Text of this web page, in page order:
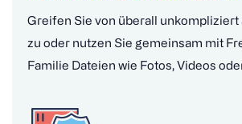
Greifen Sie von überall unkompliziert
zu oder nutzen Sie gemeinsam mit
Familie Dateien wie Fotos, Videos